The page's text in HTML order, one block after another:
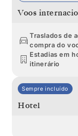
Voos
Traslados de
compra do
Estadias em
itinerário
Sempre incluído
Hotel